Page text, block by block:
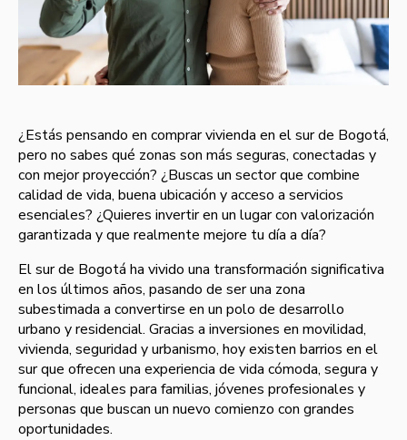
¿Estás pensando en comprar vivienda en el sur de Bogotá,
pero no sabes qué zonas son más seguras, conectadas y
con mejor proyección? ¿Buscas un sector que combine
calidad de vida, buena ubicación y acceso a servicios
esenciales? ¿Quieres invertir en un lugar con valorización
garantizada y que realmente mejore tu día a día?
El sur de Bogotá ha vivido una transformación significativa
en los últimos años, pasando de ser una zona
subestimada a convertirse en un polo de desarrollo
urbano y residencial. Gracias a inversiones en movilidad,
vivienda, seguridad y urbanismo, hoy existen barrios en el
sur que ofrecen una experiencia de vida cómoda, segura y
funcional, ideales para familias, jóvenes profesionales y
personas que buscan un nuevo comienzo con grandes
oportunidades.